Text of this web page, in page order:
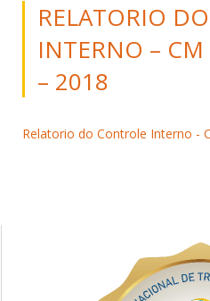
RELATORIO
INTERNO – CM
– 2018
Relatorio do Controle Interno -